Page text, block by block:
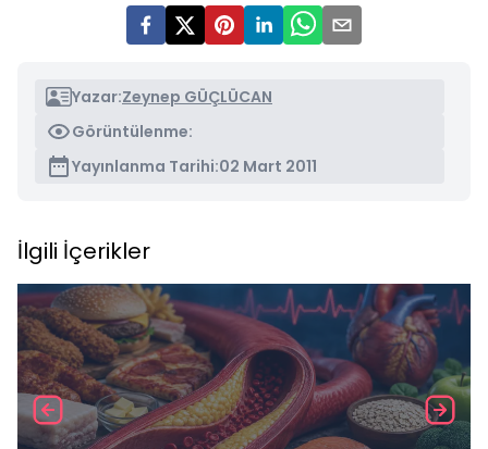
Yazar:Zeynep GÜÇLÜCAN
Görüntülenme:
Yayınlanma Tarihi:02 Mart 2011
İlgili İçerikler